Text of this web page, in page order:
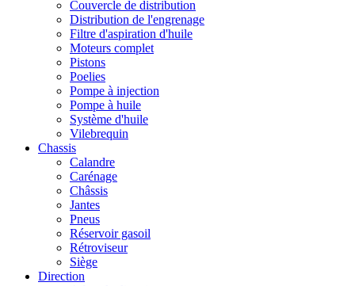
Couvercle de distribution
Distribution de l'engrenage
Filtre d'aspiration d'huile
Moteurs complet
Pistons
Poelies
Pompe à injection
Pompe à huile
Système d'huile
Vilebrequin
Chassis
Calandre
Carénage
Châssis
Jantes
Pneus
Réservoir gasoil
Rétroviseur
Siège
Direction